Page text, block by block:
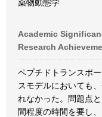
薬物動態学
Academic
Research
ペプチドトランスポ
スモデルにおいても
れなかった。問題点
間程度の時間を要し